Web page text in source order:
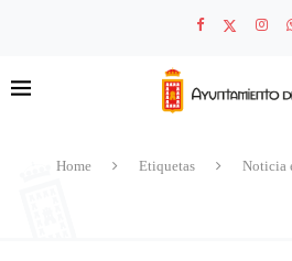
Home Etiquetas Noticia